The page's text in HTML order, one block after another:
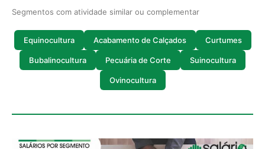
Segmentos com atividade similar ou complementar
Equinocultura Acabamento de Calçados Curtumes
Bubalinocultura Pecuária de Corte Suinocultura
Ovinocultura